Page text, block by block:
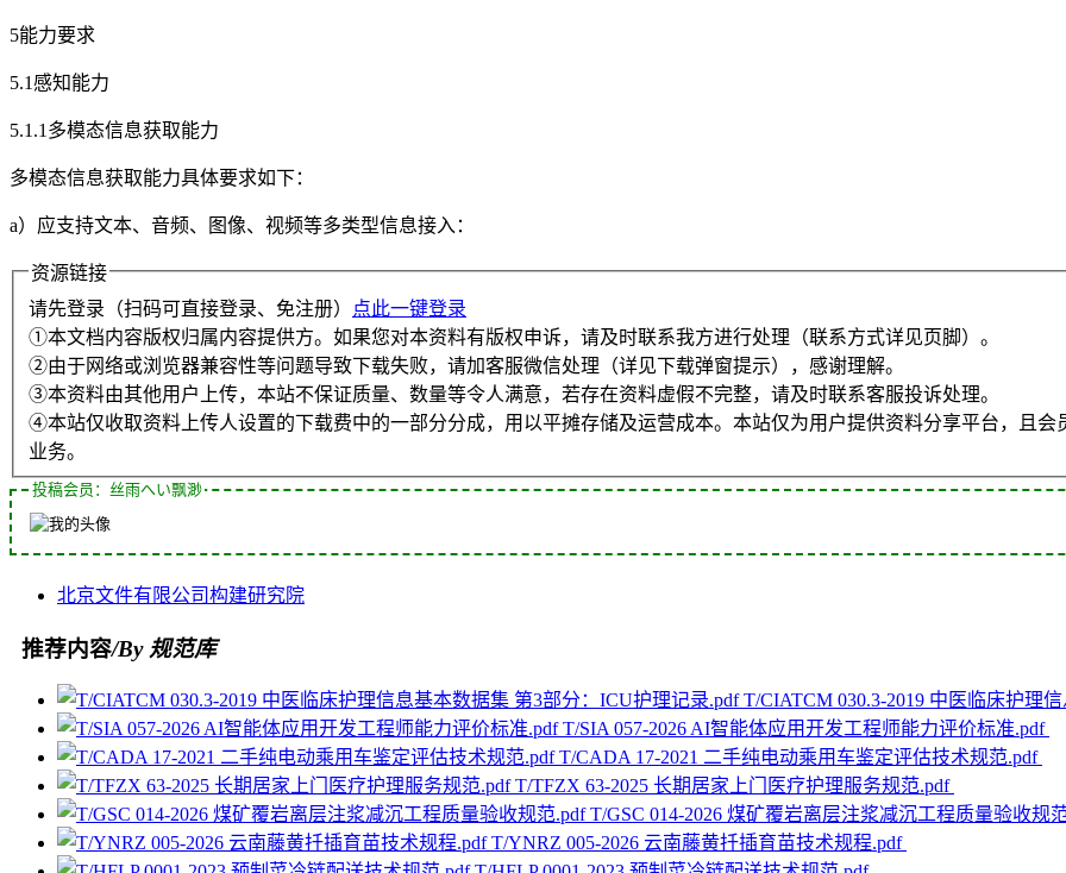
5能力要求
5.1感知能力
5.1.1多模态信息获取能力
多模态信息获取能力具体要求如下：
a）应支持文本、音频、图像、视频等多类型信息接入：
资源链接
请先登录（扫码可直接登录、免注册）
点此一键登录
①本文档内容版权归属内容提供方。如果您对本资料有版权申诉，请及时联系我方进行处理（联系方式详见页脚）。
②由于网络或浏览器兼容性等问题导致下载失败，请加客服微信处理（详见下载弹窗提示），感谢理解。
③本资料由其他用户上传，本站不保证质量、数量等令人满意，若存在资料虚假不完整，请及时联系客服投诉处理。
④本站仅收取资料上传人设置的下载费中的一部分分成，用以平摊存储及运营成本。本站仅为用户提供资料分享平台，且
业务。
投稿会员：丝雨へい飘渺
北京文件有限公司构建研究院
推荐内容/By 规范库
T/CIATCM 030.3-2019 中医临床护理
T/SIA 057-2026 AI智能体应用开发工程师能力评价标准.pdf
T/CADA 17-2021 二手纯电动乘用车鉴定评估技术规范.pdf
T/TFZX 63-2025 长期居家上门医疗护理服务规范.pdf
T/GSC 014-2026 煤矿覆岩离层注浆减沉工程质量验收规
T/YNRZ 005-2026 云南藤黄扦插育苗技术规程.pdf